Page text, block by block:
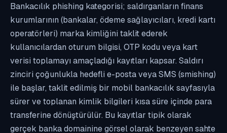
Bankacılık phishing kategorisi; saldırganların finans
kurumlarının (bankalar, ödeme sağlayıcıları, kredi kartı
operatörleri) marka kimliğini taklit ederek
kullanıcılardan oturum bilgisi, OTP kodu veya kart
verisi toplamayı amaçladığı kayıtları kapsar. Saldırı
zinciri çoğunlukla hedefli e-posta veya SMS (smishing)
ile başlar, taklit edilmiş bir mobil bankacılık sayfasıyla
sürer ve toplanan kimlik bilgileri kısa süre içinde para
transferine dönüştürülür. Bu kayıtlar tipik olarak
gerçek banka domainine görsel olarak benzeyen sahte